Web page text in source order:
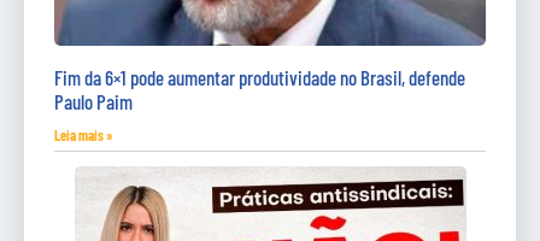
Fim da 6×1 pode aumentar produtividade no Brasil, defende
Paulo Paim
Leia mais »